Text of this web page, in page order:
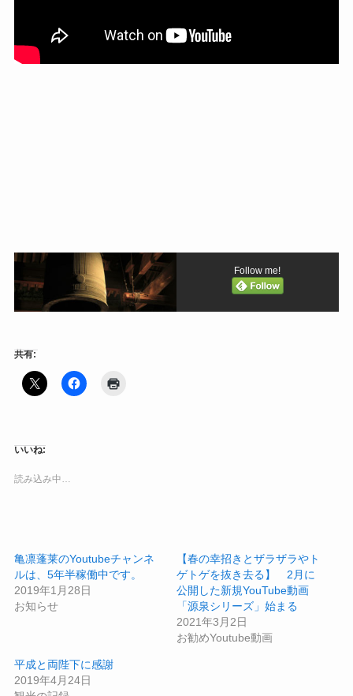
Follow me!
共有:
いいね:
読み込み中…
亀凛蓬莱のYoutubeチャンネ
ルは、5年半稼働中です。
2019年1月28日
お知らせ
【春の幸招きとザラザラやト
ゲトゲを抜き去る】 2月に
公開した新規YouTube動画
「源泉シリーズ」始まる
2021年3月2日
お勧めYoutube動画
平成と両陛下に感謝
2019年4月24日